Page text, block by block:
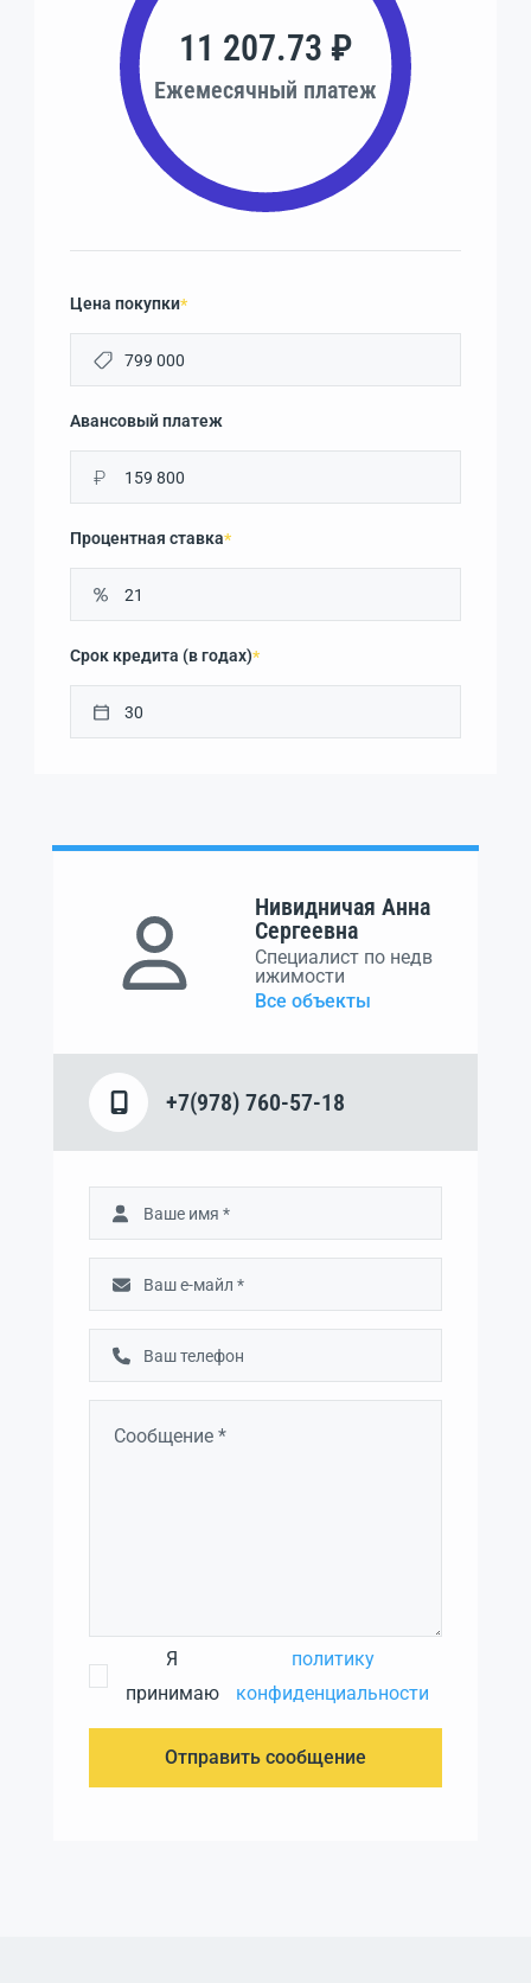
11 207.73 ₽
Ежемесячный платеж
Цена покупки*
Авансовый платеж
₽
Процентная ставка*
Срок кредита (в годах)*
Нивидничая Анна
Сергеевна
Специалист по недв
ижимости
Все объекты
+7(978) 760-57-18
Я
принимаю
политику
конфиденциальности
Отправить сообщение